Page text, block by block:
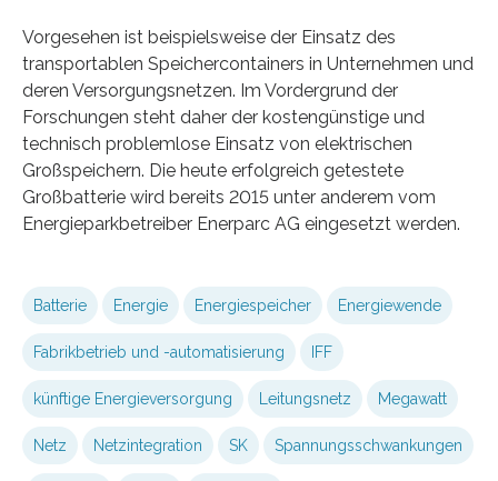
Vorgesehen ist beispielsweise der Einsatz des
transportablen Speichercontainers in Unternehmen und
deren Versorgungsnetzen. Im Vordergrund der
Forschungen steht daher der kostengünstige und
technisch problemlose Einsatz von elektrischen
Großspeichern. Die heute erfolgreich getestete
Großbatterie wird bereits 2015 unter anderem vom
Energieparkbetreiber Enerparc AG eingesetzt werden.
Batterie Energie Energiespeicher Energiewende
Fabrikbetrieb und -automatisierung IFF
künftige Energieversorgung Leitungsnetz Megawatt
Netz Netzintegration SK Spannungsschwankungen